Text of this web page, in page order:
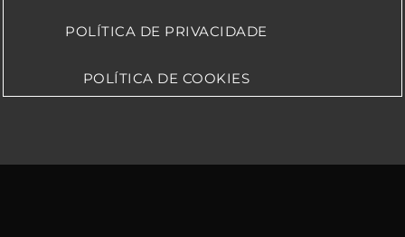
POLÍTICA DE PRIVACIDADE
POLÍTICA DE COOKIES